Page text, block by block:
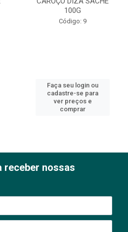
100G
Código: 9
Faça seu login ou
cadastre-se para
ver preços e
comprar
receber nossas